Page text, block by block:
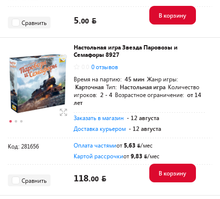
Сравнить 5.00
В корзину
Настольная игра Звезда Паровозы и
Семафоры 8927
0 отзывов
Время на партию: 45 мин Жанр игры:
Карточная Тип: Настольная игра Количество
игроков: 2 - 4 Возрастное ограничение: от 14
лет
Заказать в магазин - 12 августа
Доставка курьером - 12 августа
Код: 281656 Оплата частямиот 5,63
/мес
Картой рассрочкиот9,83 /мес
Сравнить 118.00
В корзину